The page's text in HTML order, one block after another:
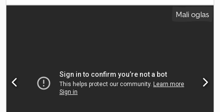
2.300 mm, Leto izdelave:2025, At ANHÄNGERWIRTZ, many models
are available. Conveniently shop online around the clock at Easily
braked, single-axle low-loader chassis, 80km/h, 30mm sandwich
polyester body, rounded roof front and rear, empty vehicle with
PVC flooring, sales hatch on the right, front entry door with
Mali oglas